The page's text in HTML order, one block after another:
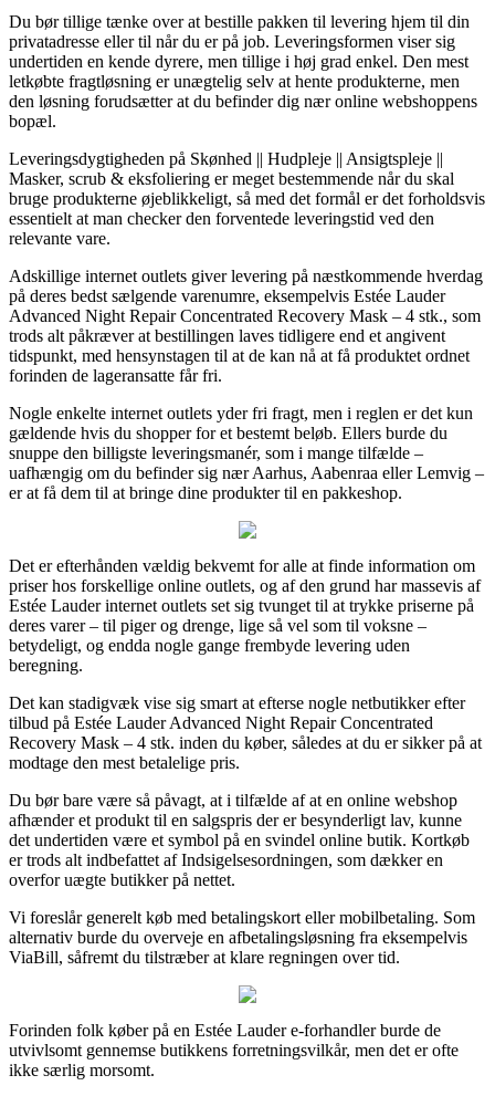
Du bør tillige tænke over at bestille pakken til levering hjem til din
privatadresse eller til når du er på job. Leveringsformen viser sig
undertiden en kende dyrere, men tillige i høj grad enkel. Den mest
letkøbte fragtløsning er unægtelig selv at hente produkterne, men
den løsning forudsætter at du befinder dig nær online webshoppens
bopæl.
Leveringsdygtigheden på Skønhed || Hudpleje || Ansigtspleje ||
Masker, scrub & eksfoliering er meget bestemmende når du skal
bruge produkterne øjeblikkeligt, så med det formål er det forholdsvis
essentielt at man checker den forventede leveringstid ved den
relevante vare.
Adskillige internet outlets giver levering på næstkommende hverdag
på deres bedst sælgende varenumre, eksempelvis Estée Lauder
Advanced Night Repair Concentrated Recovery Mask – 4 stk., som
trods alt påkræver at bestillingen laves tidligere end et angivent
tidspunkt, med hensynstagen til at de kan nå at få produktet ordnet
forinden de lageransatte får fri.
Nogle enkelte internet outlets yder fri fragt, men i reglen er det kun
gældende hvis du shopper for et bestemt beløb. Ellers burde du
snuppe den billigste leveringsmanér, som i mange tilfælde –
uafhængig om du befinder sig nær Aarhus, Aabenraa eller Lemvig –
er at få dem til at bringe dine produkter til en pakkeshop.
Det er efterhånden vældig bekvemt for alle at finde information om
priser hos forskellige online outlets, og af den grund har massevis af
Estée Lauder internet outlets set sig tvunget til at trykke priserne på
deres varer – til piger og drenge, lige så vel som til voksne –
betydeligt, og endda nogle gange frembyde levering uden
beregning.
Det kan stadigvæk vise sig smart at efterse nogle netbutikker efter
tilbud på Estée Lauder Advanced Night Repair Concentrated
Recovery Mask – 4 stk. inden du køber, således at du er sikker på at
modtage den mest betalelige pris.
Du bør bare være så påvagt, at i tilfælde af at en online webshop
afhænder et produkt til en salgspris der er besynderligt lav, kunne
det undertiden være et symbol på en svindel online butik. Kortkøb
er trods alt indbefattet af Indsigelsesordningen, som dækker en
overfor uægte butikker på nettet.
Vi foreslår generelt køb med betalingskort eller mobilbetaling. Som
alternativ burde du overveje en afbetalingsløsning fra eksempelvis
ViaBill, såfremt du tilstræber at klare regningen over tid.
Forinden folk køber på en Estée Lauder e-forhandler burde de
utvivlsomt gennemse butikkens forretningsvilkår, men det er ofte
ikke særlig morsomt.